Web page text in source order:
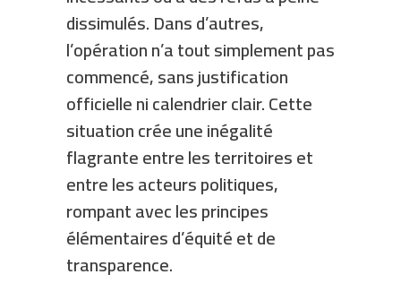
dissimulés. Dans d’autres,
l’opération n’a tout simplement pas
commencé, sans justification
officielle ni calendrier clair. Cette
situation crée une inégalité
flagrante entre les territoires et
entre les acteurs politiques,
rompant avec les principes
élémentaires d’équité et de
transparence.